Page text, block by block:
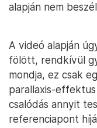
alapján nem
A videó alapján
fölött, rendkívül
mondja, ez csak
parallaxis-
csalódás annyit
referenciapont